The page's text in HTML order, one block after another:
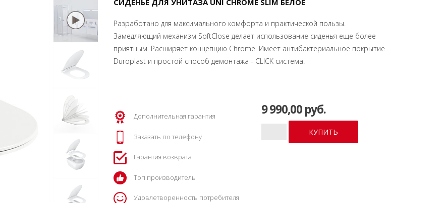
СИДЕНЬЕ ДЛЯ УНИТАЗА UNI CHROME SLIM БЕЛОЕ
Разработано для максимального комфорта и практической пользы.
Замедляющий механизм SoftClose делает использование сиденья еще более
приятным. Расширяет концепцию Chrome. Имеет антибактериальное покрытие
Duroplast и простой способ демонтажа - CLICK система.
9 990,00 руб.
Дополнительная гарантия
Заказать по телефону
Гарантия возврата
Топ производитель
Удовлетворенность потребителя